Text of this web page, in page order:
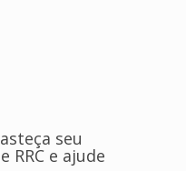
seu
RRC e ajude